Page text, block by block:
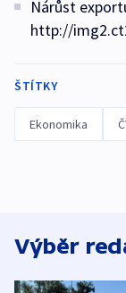
Nárůst
http://
ŠTÍTKY
Ekonomika
Výběr